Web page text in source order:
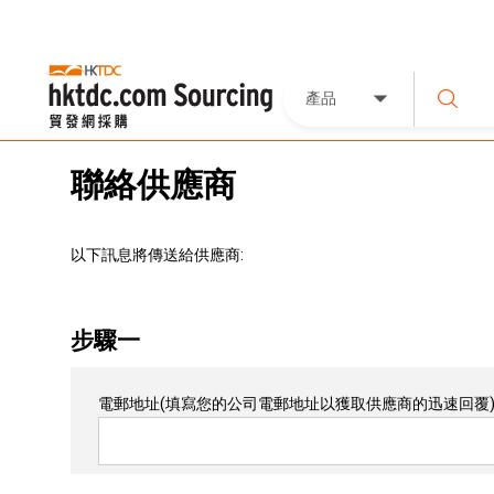
產品
聯絡供應商
以下訊息將傳送給供應商:
步驟一
電郵地址(填寫您的公司電郵地址以獲取供應商的迅速回覆)